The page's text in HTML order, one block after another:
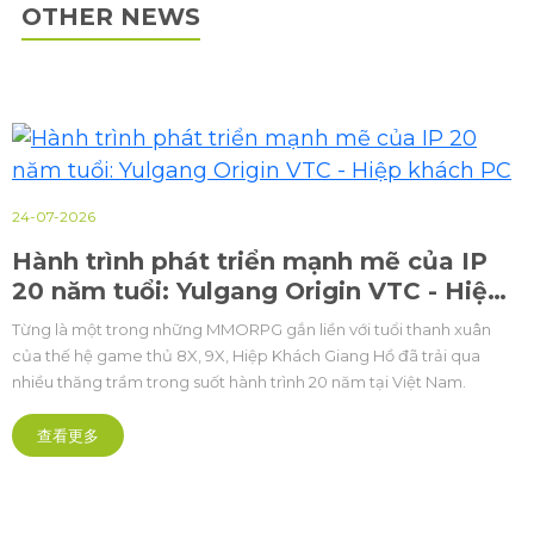
OTHER NEWS
24-07-2026
Hành trình phát triển mạnh mẽ của IP
20 năm tuổi: Yulgang Origin VTC - Hiệp
khách PC
Từng là một trong những MMORPG gắn liền với tuổi thanh xuân
của thế hệ game thủ 8X, 9X, Hiệp Khách Giang Hồ đã trải qua
nhiều thăng trầm trong suốt hành trình 20 năm tại Việt Nam.
查看更多